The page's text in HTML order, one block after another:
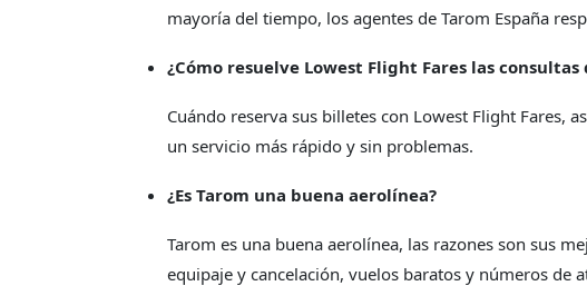
mayoría del tiempo, los agentes de Tarom España
¿Cómo resuelve Lowest Flight Fares las
Cuándo reserva sus billetes con Lowest Flight Fares,
un servicio más rápido y sin problemas.
¿Es Tarom una buena aerolínea?
Tarom es una buena aerolínea, las razones son sus
equipaje y cancelación, vuelos baratos y números de